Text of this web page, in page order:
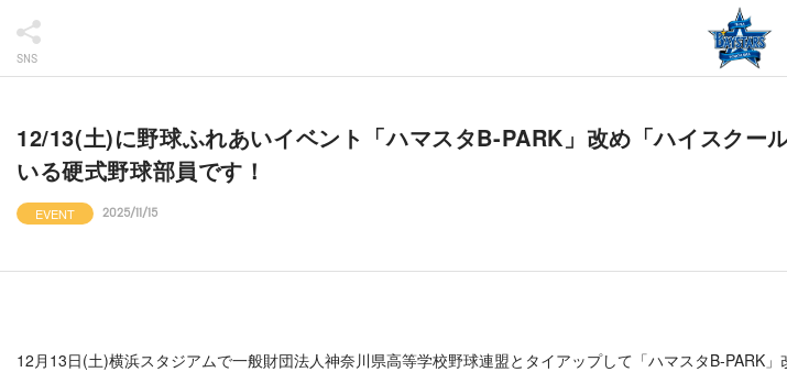
SNS
12/13(土)に野球ふれあいイベント「ハマスタB-PARK」改め「ハイスク
いる硬式野球部員です！
EVENT 2025/11/15
12月13日(土)横浜スタジアムで一般財団法人神奈川県高等学校野球連盟とタイアップして「ハマスタB-PARK」